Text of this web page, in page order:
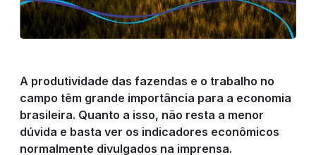
PRODUTOS
RIGRANTEC
REPRESENTANTE
A produtividade das fazendas e o trabalho no
campo têm grande importância para a economia
brasileira. Quanto a isso, não resta a menor
dúvida e basta ver os indicadores econômicos
normalmente divulgados na imprensa.